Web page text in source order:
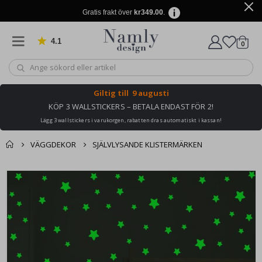
Gratis frakt över kr349.00.
4.1 Baserat på 1029 betyg 0
Giltig till 9 augusti
KÖP 3 WALLSTICKERS – BETALA ENDAST FÖR 2!
Lägg 3 wallstickers i varukorgen, rabatten dras automatiskt i kassan!
VÄGGDEKOR SJÄLVLYSANDE KLISTERMÄRKEN
Du kanske också
gillar detta ✔
Kundvagn
Till kassan
Hoppa
slutet
av
bildgalleriet